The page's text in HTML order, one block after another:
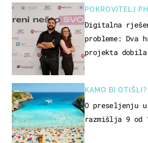
POKROVITELJ
ZAGREB
Digitalna
probleme: Dva
projekta
KAMO BI OTIŠLI?
O preseljenju u
razmišlja 9 od